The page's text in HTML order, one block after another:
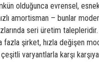
olduğunca evrensel,
amortisman – bunlar
seri üretim
fazla şirket, hızla değişen
varyantlarla karşı karşıya